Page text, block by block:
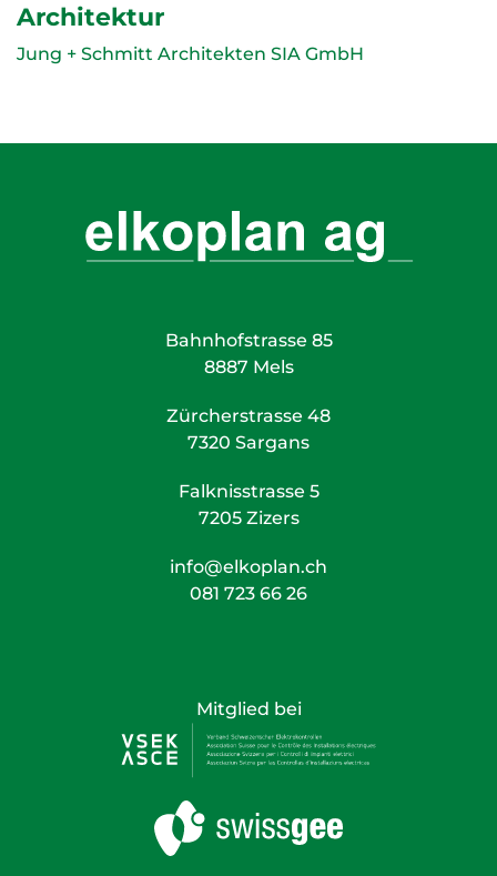
Architektur
Jung + Schmitt Architekten SIA GmbH
Bahnhofstrasse 85
8887 Mels
Zürcherstrasse 48
7320 Sargans
Falknisstrasse 5
7205 Zizers
info@elkoplan.ch
081 723 66 26
Mitglied bei